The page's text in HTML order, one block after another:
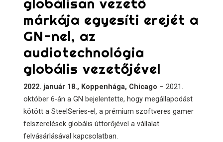
márkája egyesíti erejét a
GN-nel, az
audiotechnológia
globális vezetőjével
2022. január 18., Koppenhága, Chicago – 2021.
október 6-án a GN bejelentette, hogy megállapodást
kötött a SteelSeries-el, a prémium szoftveres gamer
felszerelések globális úttörőjével a vállalat
felvásárlásával kapcsolatban.